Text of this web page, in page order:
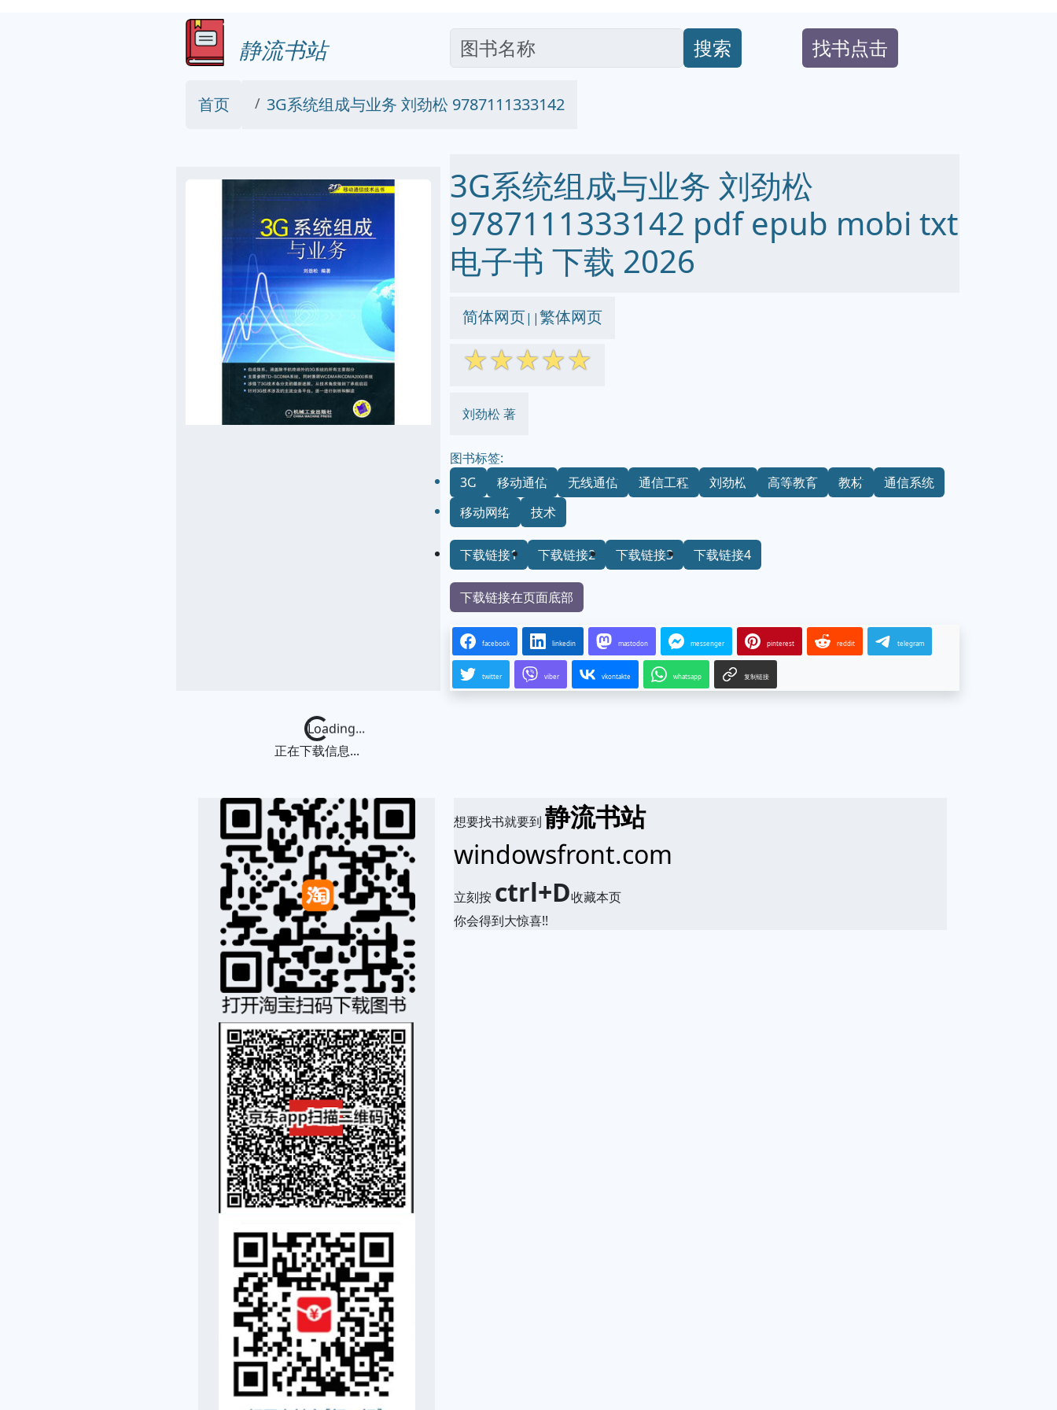
静流书站 搜索 找书点击
首页 3G系统组成与业务 刘劲松 9787111333142
3G系统组成与业务 刘劲松
9787111333142 pdf epub mobi txt
电子书 下载 2026
简体网页||繁体网页
☆☆☆☆☆
刘劲松 著
图书标签:
3G
移动通信 无线通信 通信工程 刘劲松 高等教育 教材
通信系统
移动网络
技术
下载链接1 下载链接2 下载链接3 下载链接4
下载链接在页面底部
facebook linkedin mastodon messenger pinterest reddit telegram
twitter viber vkontakte whatsapp 复制链接
Loading...
正在下载信息...
想要找书就要到静流书站
windowsfront.com
立刻按 ctrl+D收藏本页
你会得到大惊喜!!